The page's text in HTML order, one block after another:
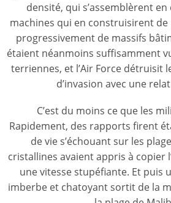
densité, qui s’assemblèrent
machines qui en construisirent
progressivement de massifs
étaient néanmoins suffisamment
terriennes, et l’Air Force détruisit
d’invasion avec une
C’est du moins ce que les
Rapidement, des rapports firent
de vie s’échouant sur les
cristallines avaient appris à copier
une vitesse stupéfiante. Et puis
imberbe et chatoyant sortit de la